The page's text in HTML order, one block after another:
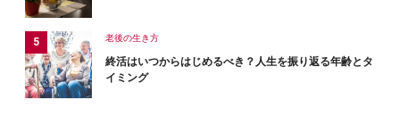
老後の生き方
終活はいつからはじめるべき？人生を振り返る年齢とタ
イミング